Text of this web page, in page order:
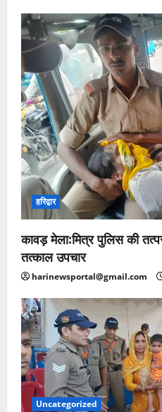
हरिद्वार
कावड़ मेला:मित्र पुलिस की
तत्काल उपचार
harinewsportal@gmail.com
Uncategorized